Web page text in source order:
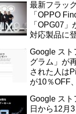
最新フラッ
「OPPO
「OPG07
対応製品に
売へ
Google スト
グラム」が
された人は
が10％OFF
ト付与
Google スト
日から12月